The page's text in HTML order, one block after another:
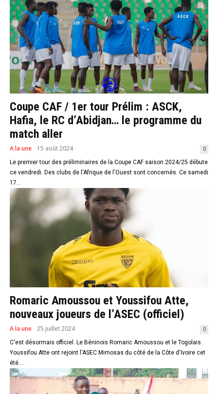
Coupe CAF / 1er tour Prélim : ASCK,
Hafia, le RC d’Abidjan… le programme du
match aller
A la une 15 août 2024 0
Le premier tour des préliminaires de la Coupe CAF saison 2024/25 débute
ce vendredi. Des clubs de l'Afrique de l'Ouest sont concernés. Ce samedi
17...
Romaric Amoussou et Youssifou Atte,
nouveaux joueurs de l’ASEC (officiel)
A la une 25 juillet 2024 0
C'est désormais officiel. Le Béninois Romaric Amoussou et le Togolais
Youssifou Atte ont rejoint l'ASEC Mimosas du côté de la Côte d'Ivoire cet
été....